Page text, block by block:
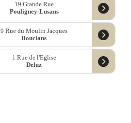
19 Grande Rue
Pouligney-Lusans
9 Rue du Moulin Jacques
Bouclans
1 Rue de l'Eglise
Deluz